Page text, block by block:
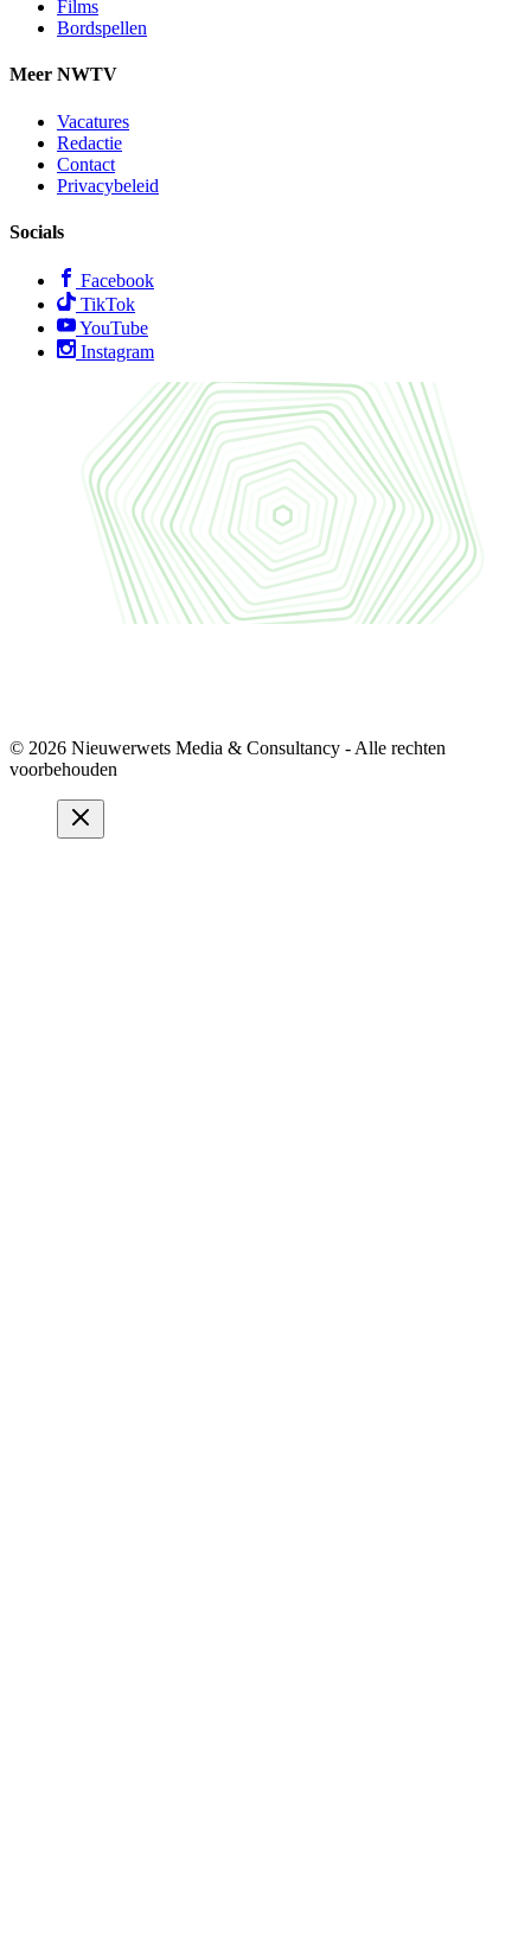
Films
Bordspellen
Meer NWTV
Vacatures
Redactie
Contact
Privacybeleid
Socials
Facebook
TikTok
YouTube
Instagram
© 2026 Nieuwerwets Media & Consultancy - Alle rechten
voorbehouden